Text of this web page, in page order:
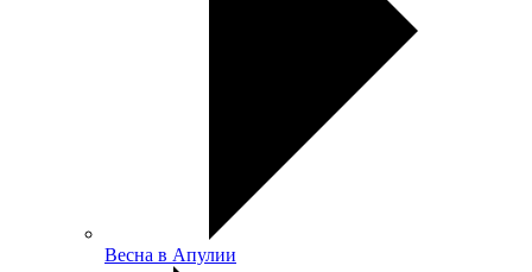
Весна в Апулии